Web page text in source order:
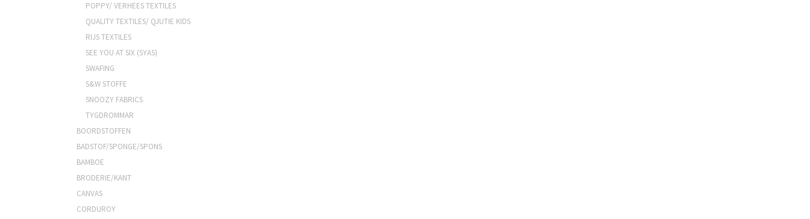
POPPY/ VERHEES TEXTILES
QUALITY TEXTILES/ QJUTIE KIDS
RIJS TEXTILES
SEE YOU AT SIX (SYAS)
SWAFING
S&W STOFFE
SNOOZY FABRICS
TYGDROMMAR
BOORDSTOFFEN
BADSTOF/SPONGE/SPONS
BAMBOE
BRODERIE/KANT
CANVAS
CORDUROY